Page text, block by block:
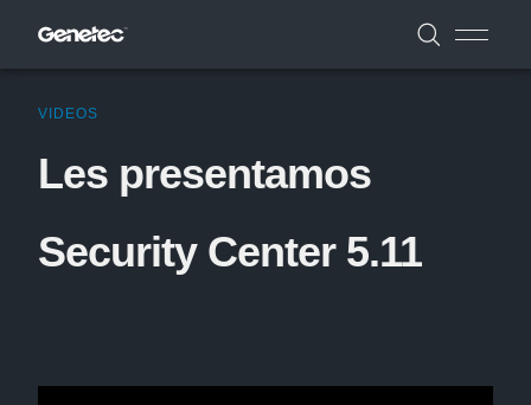
VIDEOS
Les presentamos
Security Center 5.11